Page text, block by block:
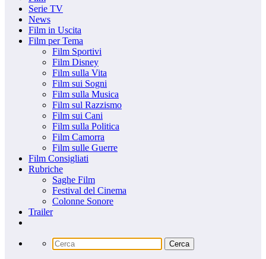
Serie TV
News
Film in Uscita
Film per Tema
Film Sportivi
Film Disney
Film sulla Vita
Film sui Sogni
Film sulla Musica
Film sul Razzismo
Film sui Cani
Film sulla Politica
Film Camorra
Film sulle Guerre
Film Consigliati
Rubriche
Saghe Film
Festival del Cinema
Colonne Sonore
Trailer